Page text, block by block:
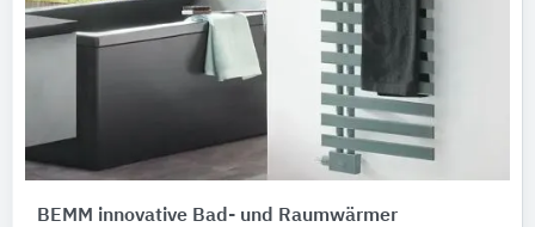
BEMM innovative Bad- und Raumwärmer